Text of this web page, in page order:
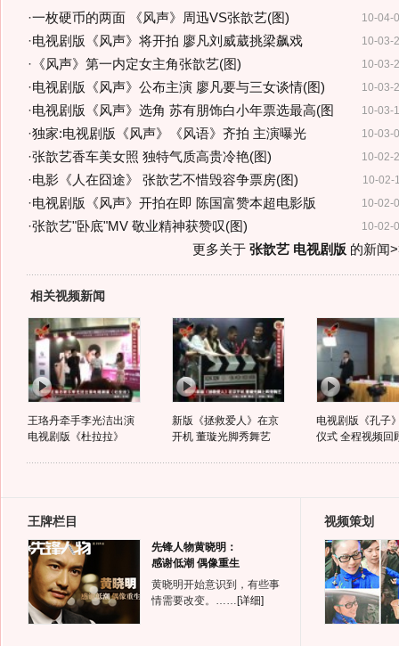
10-04-
·一枚硬币的两面 《风声》周迅VS张歆艺(图)
10-03-
·电视剧版《风声》将开拍 廖凡刘威葳挑梁飙戏
10-03-
· 《风声》第一内定女主角张歆艺(图)
10-03-
·电视剧版《风声》公布主演 廖凡要与三女谈情(图)
10-03-
·电视剧版《风声》选角 苏有朋饰白小年票选最高(图
10-03-
·独家:电视剧版《风声》《风语》齐拍 主演曝光
10-02-
·张歆艺香车美女照 独特气质高贵冷艳(图)
10-02-
·电影《人在囧途》 张歆艺不惜毁容争票房(图)
10-02-
·电视剧版《风声》开拍在即 陈国富赞本超电影版
10-02-
·张歆艺"卧底"MV 敬业精神获赞叹(图)
更多关于 张歆艺 电视剧版 的新闻
相关视频新闻
王珞丹牵手李光洁出演
电视剧版《杜拉拉》
新版《拯救爱人》在京
开机 董璇光脚秀舞艺
电视剧版《孔子
仪式 全程视频回
王牌栏目
先锋人物黄晓明：
感谢低潮 偶像重生
黄晓明开始意识到，有些事
情需要改变。…… [详细]
视频策划